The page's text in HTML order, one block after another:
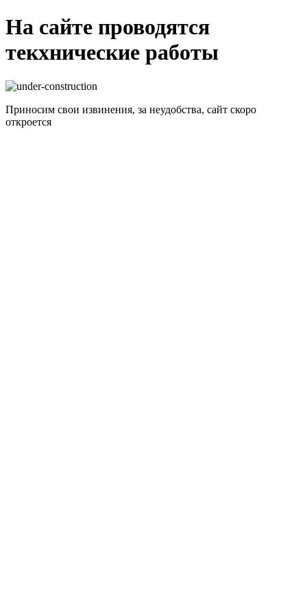
На сайте проводятся
текхнические работы
Приносим свои извинения, за неудобства, сайт скоро
откроется